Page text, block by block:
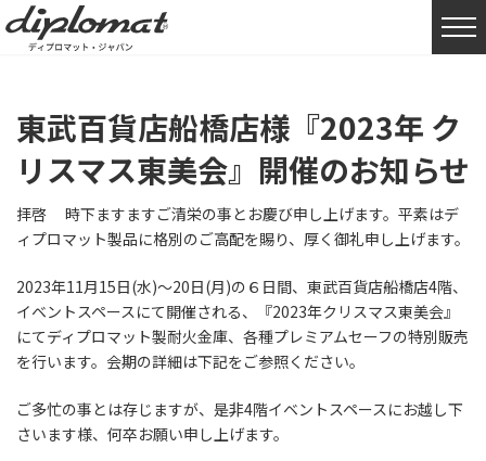
HOME
お知らせ
東武百貨店船橋店様『2023年 クリスマス東美会』開催のお知らせ
東武百貨店船橋店様『2023年 ク
リスマス東美会』開催のお知らせ
拝啓 時下ますますご清栄の事とお慶び申し上げます。平素はデ
ィプロマット製品に格別のご高配を賜り、厚く御礼申し上げます。
2023年11月15日(水)～20日(月)の６日間、東武百貨店船橋店4階、
イベントスペースにて開催される、『2023年クリスマス東美会』
にてディプロマット製耐火金庫、各種プレミアムセーフの特別販売
を行います。会期の詳細は下記をご参照ください。
ご多忙の事とは存じますが、是非4階イベントスペースにお越し下
さいます様、何卒お願い申し上げます。